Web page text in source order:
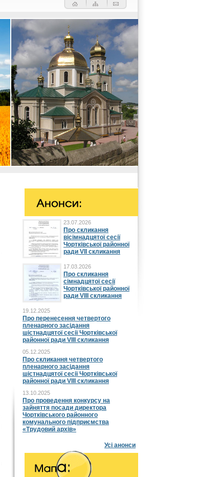
23.07.2026
Про скликання
вісімнадцятої сесії
Чортківської районної
ради VII скликання
17.03.2026
Про скликання
сімнадцятої сесії
Чортківської районної
ради VIII скликання
19.12.2025
Про перенесення четвертого
пленарного засідання
шістнадцятої сесії Чортківської
районної ради VIII скликання
05.12.2025
Про скликання четвертого
пленарного засідання
шістнадцятої сесії Чортківської
районної ради VIII скликання
13.10.2025
Про проведення конкурсу на
зайняття посади директора
Чортківського районного
комунального підприємства
«Трудовий архів»
Усі анонси